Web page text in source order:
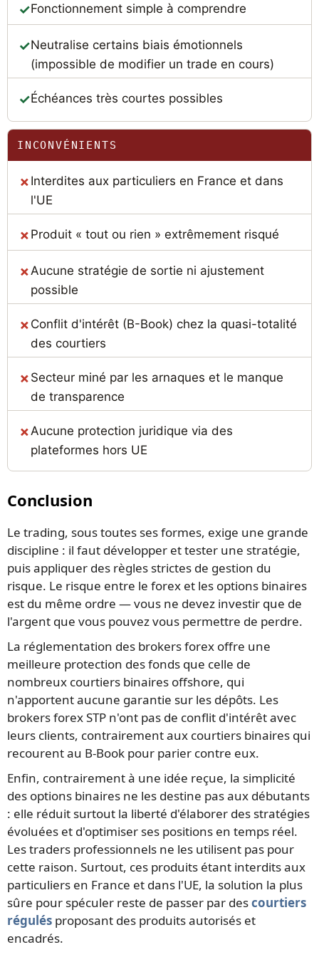
Fonctionnement simple à comprendre
Neutralise certains biais émotionnels
(impossible de modifier un trade en cours)
Échéances très courtes possibles
INCONVÉNIENTS
Interdites aux particuliers en France et dans
l'UE
Produit « tout ou rien » extrêmement risqué
Aucune stratégie de sortie ni ajustement
possible
Conflit d'intérêt (B-Book) chez la quasi-totalité
des courtiers
Secteur miné par les arnaques et le manque
de transparence
Aucune protection juridique via des
plateformes hors UE
Conclusion
Le trading, sous toutes ses formes, exige une grande
discipline : il faut développer et tester une stratégie,
puis appliquer des règles strictes de gestion du
risque. Le risque entre le forex et les options binaires
est du même ordre — vous ne devez investir que de
l'argent que vous pouvez vous permettre de perdre.
La réglementation des brokers forex offre une
meilleure protection des fonds que celle de
nombreux courtiers binaires offshore, qui
n'apportent aucune garantie sur les dépôts. Les
brokers forex STP n'ont pas de conflit d'intérêt avec
leurs clients, contrairement aux courtiers binaires qui
recourent au B-Book pour parier contre eux.
Enfin, contrairement à une idée reçue, la simplicité
des options binaires ne les destine pas aux débutants
: elle réduit surtout la liberté d'élaborer des stratégies
évoluées et d'optimiser ses positions en temps réel.
Les traders professionnels ne les utilisent pas pour
cette raison. Surtout, ces produits étant interdits aux
particuliers en France et dans l'UE, la solution la plus
sûre pour spéculer reste de passer par descourtiers
régulés proposant des produits autorisés et
encadrés.